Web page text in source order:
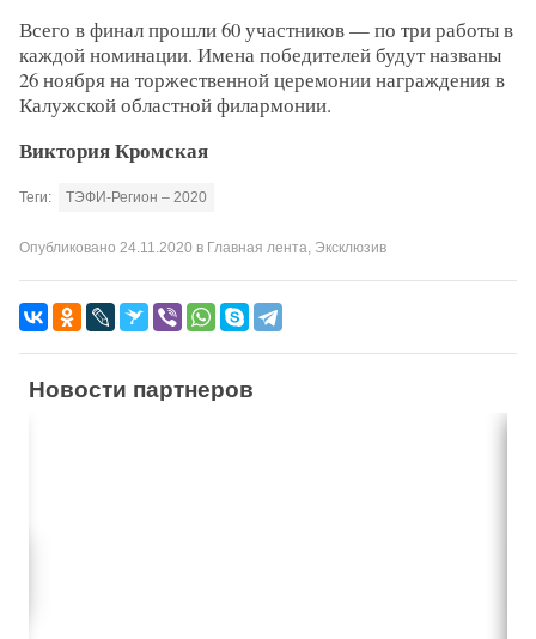
Всего в финал прошли 60 участников — по три работы в
каждой номинации. Имена победителей будут названы
26 ноября на торжественной церемонии награждения в
Калужской областной филармонии.
Виктория Кромская
Теги: ТЭФИ-Регион – 2020
Опубликовано 24.11.2020 в Главная лента Эксклюзив
Новости партнеров